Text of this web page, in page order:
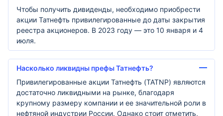
Чтобы получить дивиденды, необходимо приобрести
акции Татнефть привилегированные до даты закрытия
реестра акционеров. В 2023 году — это 10 января и 4
июля.
Насколько ликвидны префы Татнефть?
Привилегированные акции Татнефть (TATNP) являются
достаточно ликвидными на рынке, благодаря
крупному размеру компании и ее значительной роли в
нефтяной индустрии России. Однако стоит отметить,